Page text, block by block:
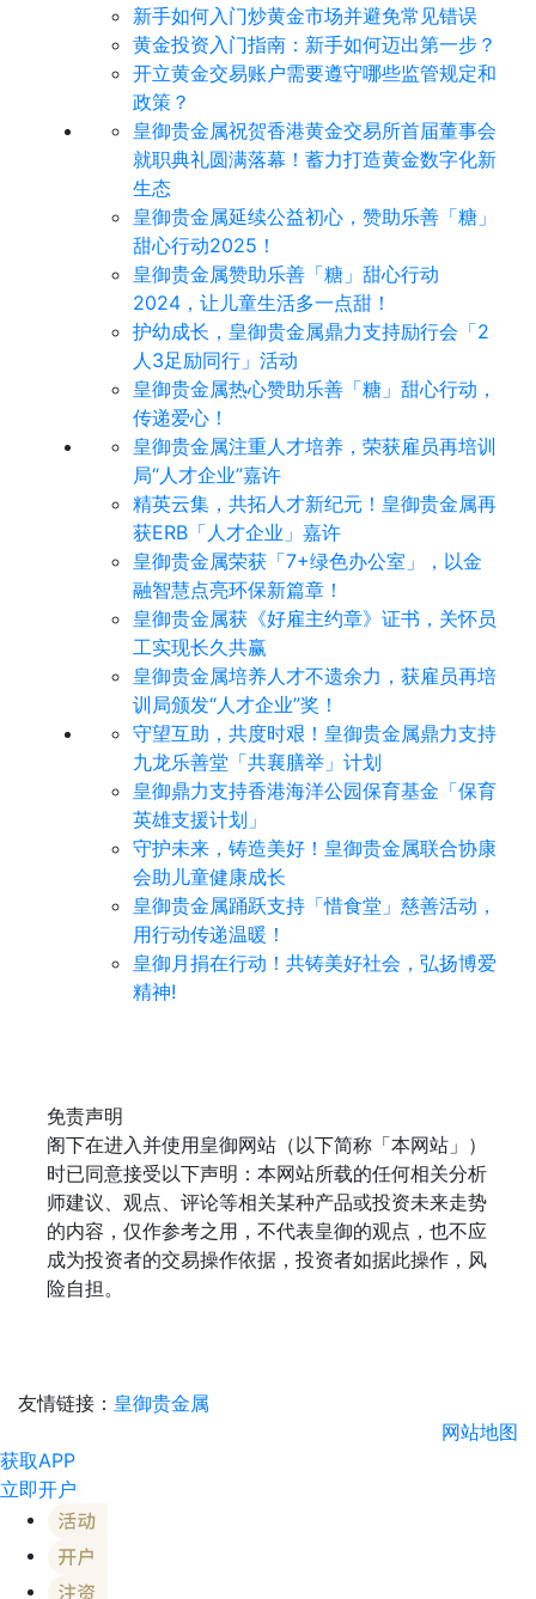
新手如何入门炒黄金市场并避免常见错误
黄金投资入门指南：新手如何迈出第一步？
开立黄金交易账户需要遵守哪些监管规定和
政策？
皇御贵金属祝贺香港黄金交易所首届董事会
就职典礼圆满落幕！蓄力打造黄金数字化新
生态
皇御贵金属延续公益初心，赞助乐善「糖」
甜心行动2025！
皇御贵金属赞助乐善「糖」甜心行动
2024，让儿童生活多一点甜！
护幼成长，皇御贵金属鼎力支持励行会「2
人3足励同行」活动
皇御贵金属热心赞助乐善「糖」甜心行动，
传递爱心！
皇御贵金属注重人才培养，荣获雇员再培训
局“人才企业”嘉许
精英云集，共拓人才新纪元！皇御贵金属再
获ERB「人才企业」嘉许
皇御贵金属荣获「7+绿色办公室」，以金
融智慧点亮环保新篇章！
皇御贵金属获《好雇主约章》证书，关怀员
工实现长久共赢
皇御贵金属培养人才不遗余力，获雇员再培
训局颁发“人才企业”奖！
守望互助，共度时艰！皇御贵金属鼎力支持
九龙乐善堂「共襄膳举」计划
皇御鼎力支持香港海洋公园保育基金「保育
英雄支援计划」
守护未来，铸造美好！皇御贵金属联合协康
会助儿童健康成长
皇御贵金属踊跃支持「惜食堂」慈善活动，
用行动传递温暖！
皇御月捐在行动！共铸美好社会，弘扬博爱
精神!
免责声明
阁下在进入并使用皇御网站（以下简称「本网站」）
时已同意接受以下声明：本网站所载的任何相关分析
师建议、观点、评论等相关某种产品或投资未来走势
的内容，仅作参考之用，不代表皇御的观点，也不应
成为投资者的交易操作依据，投资者如据此操作，风
险自担。
友情链接： 皇御贵金属
网站地图
获取APP
立即开户